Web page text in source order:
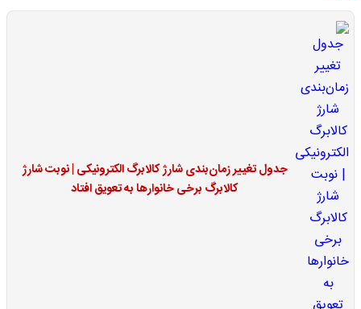
جدول تغییر زمان‌بندی شارژ کالابرگ الکترونیکی | نوبت شارژ
کالابرگ برخی خانوارها به تعویق افتاد